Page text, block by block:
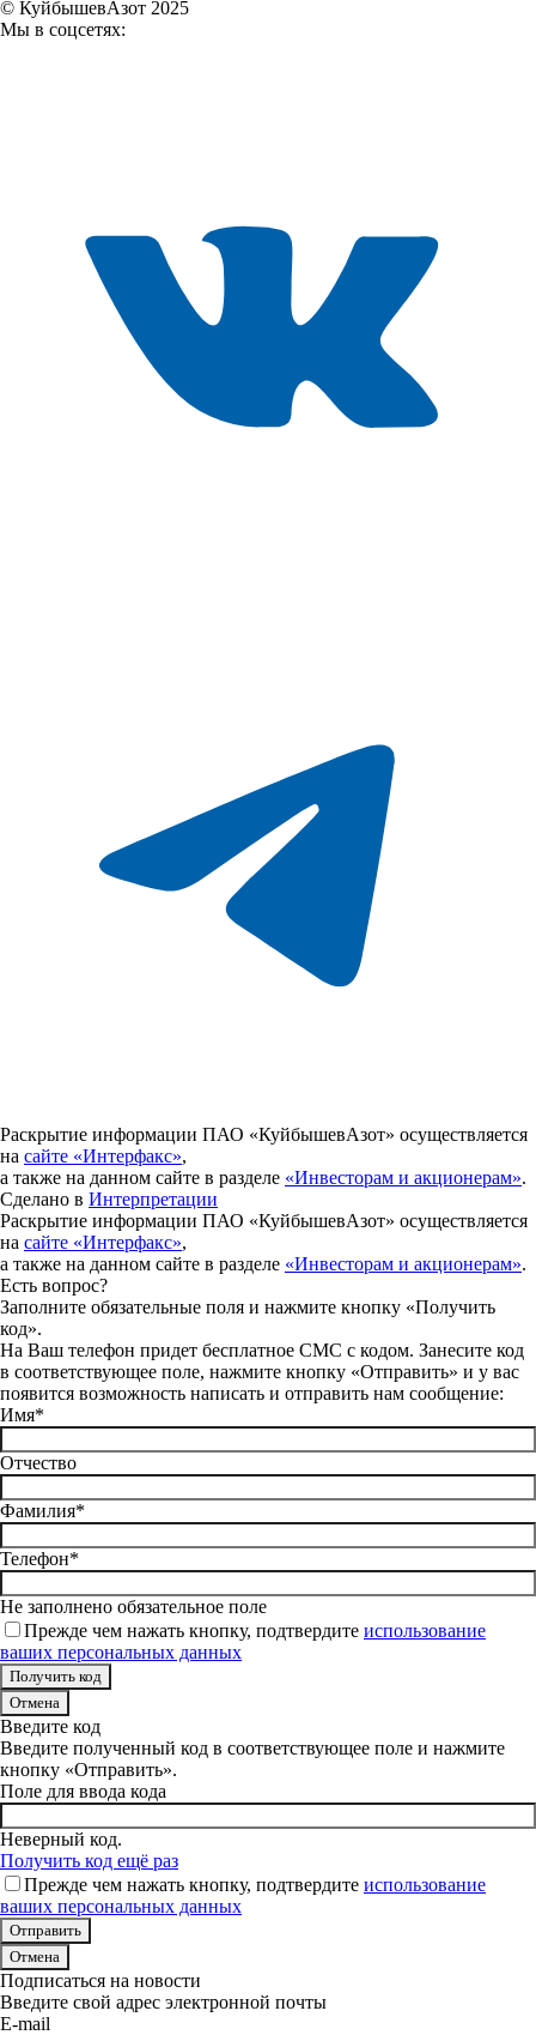
© КуйбышевАзот 2025
Мы в соцсетях:
Раскрытие информации ПАО «КуйбышевАзот» осуществляется
на сайте «Интерфакс»,
а также на данном сайте в разделе «Инвесторам и акционерам».
Сделано в Интерпретации
Раскрытие информации ПАО «КуйбышевАзот» осуществляется
на сайте «Интерфакс»,
а также на данном сайте в разделе «Инвесторам и акционерам».
Есть вопрос?
Заполните обязательные поля и нажмите кнопку «Получить
код».
На Ваш телефон придет бесплатное СМС с кодом. Занесите код
в соответствующее поле, нажмите кнопку «Отправить» и у вас
появится возможность написать и отправить нам сообщение:
Имя*
Отчество
Фамилия*
Телефон*
Не заполнено обязательное поле
Прежде чем нажать кнопку, подтвердите использование
ваших персональных данных
Отмена
Введите код
Введите полученный код в соответствующее поле и нажмите
кнопку «Отправить».
Поле для ввода кода
Неверный код.
Получить код ещё раз
Прежде чем нажать кнопку, подтвердите использование
ваших персональных данных
Отмена
Подписаться на новости
Введите свой адрес электронной почты
E-mail